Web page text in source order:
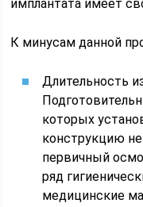
имплантата имеет
К минусам данной
Длительность
которых
конструкцию
первичный
ряд
медицинские